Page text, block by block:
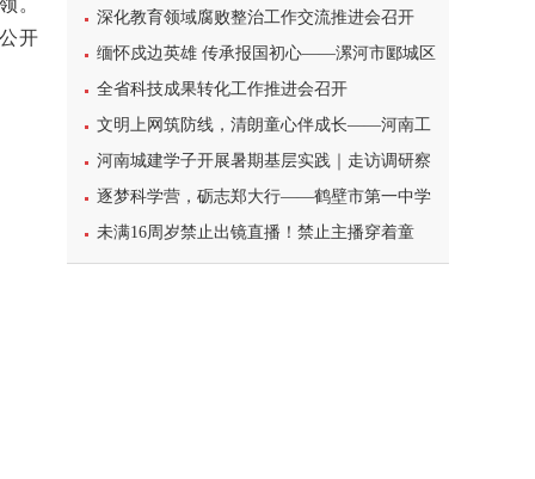
暑期三下乡心理健康宣讲活动
深化教育领域腐败整治工作交流推进会召开
缅怀戍边英雄 传承报国初心——漯河市郾城区
东街小学开展八一建军节主题特色教育活动
全省科技成果转化工作推进会召开
文明上网筑防线，清朗童心伴成长——河南工
业大学北斗星筑梦志愿服务团队开展科普主题实
践课堂
河南城建学子开展暑期基层实践｜走访调研察
民情，反诈宣传护平安
逐梦科学营，砺志郑大行——鹤壁市第一中学
学子参加2026年郑州大学高校科学营研学之旅纪
实
未满16周岁禁止出镜直播！禁止主播穿着童
装、校服等模仿未成年人直播
。
开